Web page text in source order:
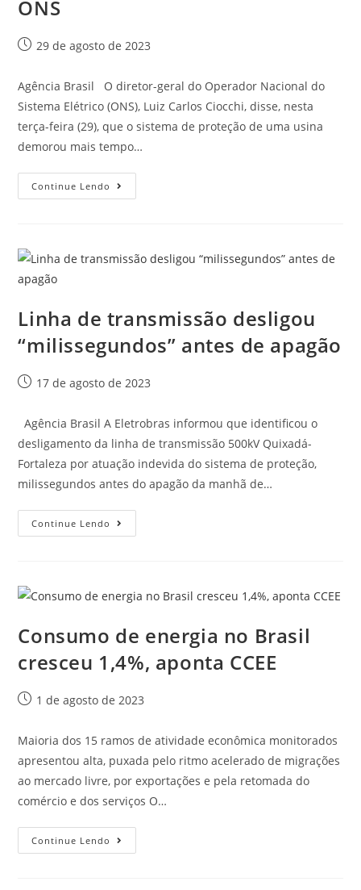
ONS
29 de agosto de 2023
Agência Brasil O diretor-geral do Operador Nacional do
Sistema Elétrico (ONS), Luiz Carlos Ciocchi, disse, nesta
terça-feira (29), que o sistema de proteção de uma usina
demorou mais tempo…
Continue Lendo
Linha de transmissão desligou
“milissegundos” antes de apagão
17 de agosto de 2023
Agência Brasil A Eletrobras informou que identificou o
desligamento da linha de transmissão 500kV Quixadá-
Fortaleza por atuação indevida do sistema de proteção,
milissegundos antes do apagão da manhã de…
Continue Lendo
Consumo de energia no Brasil
cresceu 1,4%, aponta CCEE
1 de agosto de 2023
Maioria dos 15 ramos de atividade econômica monitorados
apresentou alta, puxada pelo ritmo acelerado de migrações
ao mercado livre, por exportações e pela retomada do
comércio e dos serviços O…
Continue Lendo